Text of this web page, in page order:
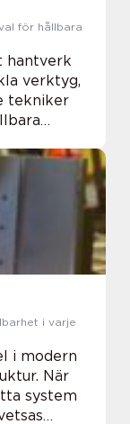
hantverk
verktyg,
tekniker
som
i modern
När
system